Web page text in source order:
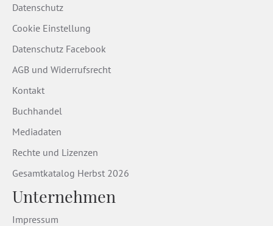
Datenschutz
Cookie Einstellung
Datenschutz Facebook
AGB und Widerrufsrecht
Kontakt
Buchhandel
Mediadaten
Rechte und Lizenzen
Gesamtkatalog Herbst 2026
Unternehmen
Impressum